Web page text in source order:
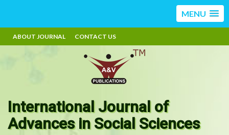
MENU
ABOUT JOURNAL CONTACT US
International Journal of
Advances in Social Sciences